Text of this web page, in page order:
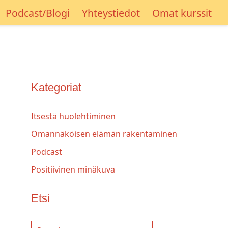
Podcast/Blogi Yhteystiedot Omat kurssit
Kategoriat
Itsestä huolehtiminen
Omannäköisen elämän rakentaminen
Podcast
Positiivinen minäkuva
Etsi